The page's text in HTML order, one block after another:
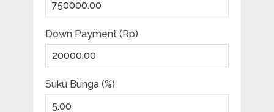
Down Payment (Rp)
Suku Bunga (%)